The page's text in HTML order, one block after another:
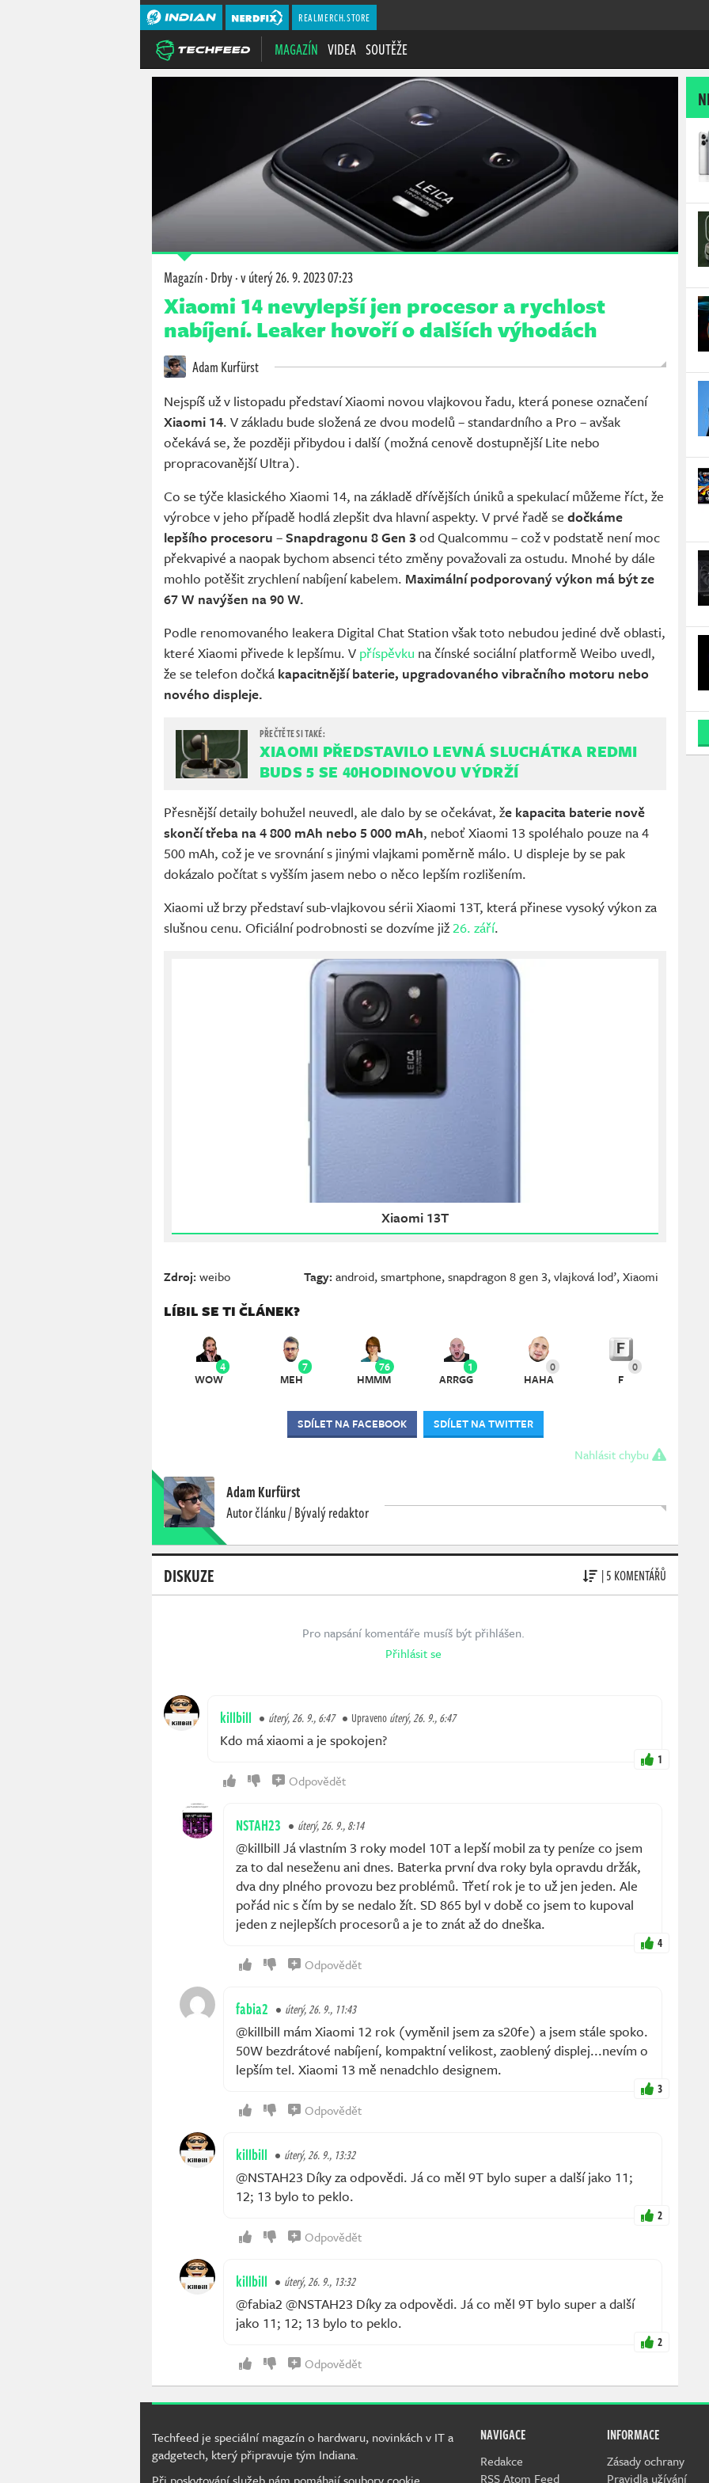
REALMERCH.STORE
MAGAZÍN VIDEA SOUTĚŽE
Magazín·Drby·v úterý26. 9. 2023 07:23
Xiaomi 14 nevylepší jen procesor a rychlost
nabíjení. Leaker hovoří o dalších výhodách
Adam Kurfürst
Nejspíš už v listopadu představí Xiaomi novou vlajkovou řadu, která ponese označení
Xiaomi 14. V základu bude složená ze dvou modelů – standardního a Pro – avšak
očekává se, že později přibydou i další (možná cenově dostupnější Lite nebo
propracovanější Ultra).
Co se týče klasického Xiaomi 14, na základě dřívějších úniků a spekulací můžeme říct, že
výrobce v jeho případě hodlá zlepšit dva hlavní aspekty. V prvé řadě se dočkáme
lepšího procesoru –Snapdragonu 8 Gen 3od Qualcommu – což v podstatě není moc
překvapivé a naopak bychom absenci této změny považovali za ostudu. Mnohé by dále
mohlo potěšit zrychlení nabíjení kabelem. Maximální podporovaný výkon má být ze
67 W navýšen na 90 W.
Podle renomovaného leakera Digital Chat Station však toto nebudou jediné dvě oblasti,
které Xiaomi přivede k lepšímu. V příspěvku na čínské sociální platformě Weibo uvedl,
že se telefon dočká kapacitnější baterie, upgradovaného vibračního motoru nebo
nového displeje.
XIAOMI PŘEDSTAVILO LEVNÁ SLUCHÁTKA REDMI
BUDS 5 SE 40HODINOVOU VÝDRŽÍ
Přesnější detaily bohužel neuvedl, ale dalo by se očekávat, že kapacita baterie nově
skončí třeba na 4 800 mAh nebo 5 000 mAh, neboť Xiaomi 13 spoléhalo pouze na 4
500 mAh, což je ve srovnání s jinými vlajkami poměrně málo. U displeje by se pak
dokázalo počítat s vyšším jasem nebo o něco lepším rozlišením.
Xiaomi už brzy představí sub-vlajkovou sérii Xiaomi 13T, která přinese vysoký výkon za
slušnou cenu. Oficiální podrobnosti se dozvíme již26. září.
Xiaomi 13T
Zdroj:weibo Tagy:android,smartphone,snapdragon 8 gen 3,vlajková loď,Xiaomi
LÍBIL SE TI ČLÁNEK?
4
WOW
7
MEH
76
HMMM
1
ARRGG
0
HAHA
0
F
SDÍLET NA FACEBOOK SDÍLET NA TWITTER
Nahlásit chybu
Adam Kurfürst
Autor článku / Bývalý redaktor
DISKUZE | 5 KOMENTÁŘŮ
Pro napsání komentáře musíš být přihlášen.
Přihlásit se
killbill úterý, 26. 9., 6:47 Upravenoúterý, 26. 9., 6:47
Kdo má xiaomi a je spokojen?
1
Odpovědět
NSTAH23 úterý, 26. 9., 8:14
@killbill Já vlastním 3 roky model 10T a lepší mobil za ty peníze co jsem
za to dal neseženu ani dnes. Baterka první dva roky byla opravdu držák,
dva dny plného provozu bez problémů. Třetí rok je to už jen jeden. Ale
pořád nic s čím by se nedalo žít. SD 865 byl v době co jsem to kupoval
jeden z nejlepších procesorů a je to znát až do dneška.
4
Odpovědět
fabia2 úterý, 26. 9., 11:43
@killbill mám Xiaomi 12 rok (vyměnil jsem za s20fe) a jsem stále spoko.
50W bezdrátové nabíjení, kompaktní velikost, zaoblený displej...nevím o
lepším tel. Xiaomi 13 mě nenadchlo designem.
3
Odpovědět
killbill úterý, 26. 9., 13:32
@NSTAH23 Díky za odpovědi. Já co měl 9T bylo super a další jako 11;
12; 13 bylo to peklo.
2
Odpovědět
killbill úterý, 26. 9., 13:32
@fabia2 @NSTAH23 Díky za odpovědi. Já co měl 9T bylo super a další
jako 11; 12; 13 bylo to peklo.
2
Odpovědět
NAVIGACE
Redakce
RSS Atom Feed
INFORMACE
Zásady ochrany
Pravidla užívání
Techfeed je speciální magazín o hardwaru, novinkách v IT a
gadgetech, který připravuje tým Indiana.